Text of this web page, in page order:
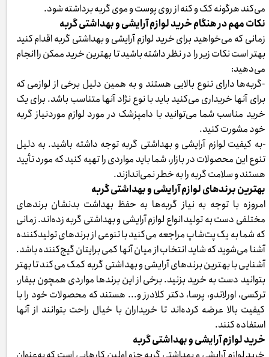
می‌کند هرگونه کک و کنه از روی پوست و موی گربه برداشته شود.
نکات مهم در هنگام خرید لوازم آرایشی و بهداشتی گربه
زمانی که می‌خواهید برای خرید لوازم آرایشی و بهداشتی گربه اقدام کنید
بهتر است نکات زیر را در نظر داشته باشید تا بهترین خرید ممکن را انجام
می‌دهید:
-گربه‌ها دارای تنوع بالایی هستند و به همین دلیل برخی از لوازمی که
برای آنها خریداری می‌کنید باید با نوع نژاد آنها متناسب باشد. برای یک
خرید مناسب شما می‌توانید با دامپزشک در مورد لوازم موردنیاز گربه
خود مشورت کنید.
-به کیفیت لوازم آرایشی و بهداشتی گربه توجه داشته باشید. به دلیل
تنوع این محصولات در بازار، شما باید مواردی را تهیه کنید که مورد تأیید
هستند و سلامت گربه را به خطر نمی‌اندازند.
بهترین برندهای لوازم آرایشی و بهداشتی گربه
امروزه با توجه به نیاز گربه‌ها به حفظ بهداشت بدنشان برندهای
مختلفی دست به تولید انواع لوازم آرایشی و بهداشتی گربه زده‌اند. زمانی
که شما به یک پت‌شاپ مراجعه می‌کنید با تنوعی از برندهای تولیدکننده
آشنا می‌شوید که شاید انتخاب از میان آنها کمی برایتان گیج‌کننده باشد.
آشنایی با بهترین برندهای آرایشی و بهداشتی گربه کمک می‌کند تا بهتر
بتوانید دست به خرید بزنید. برخی از این برندها مواردی همچون بیفار،
ترکسی، اورلاندو، پرسا، دکتر کلادرز و... هستند که محصولات خود را با
کیفیت بالا عرضه کرده‌اند تا خریداران با خیال راحت بتوانند از آنها
استفاده کنند.
خرید لوازم آرایشی و بهداشتی گربه